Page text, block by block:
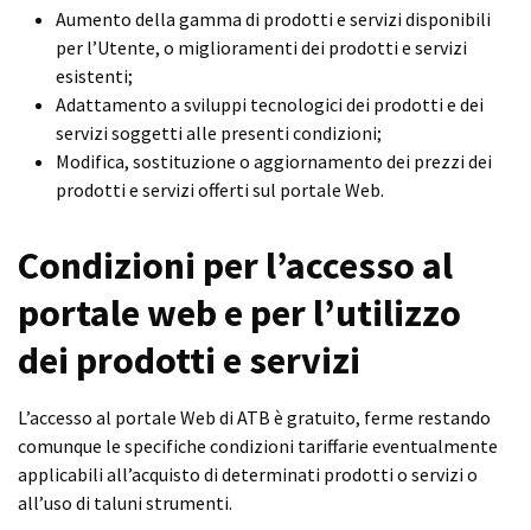
Aumento della gamma di prodotti e servizi disponibili
per l’Utente, o miglioramenti dei prodotti e servizi
esistenti;
Adattamento a sviluppi tecnologici dei prodotti e dei
servizi soggetti alle presenti condizioni;
Modifica, sostituzione o aggiornamento dei prezzi dei
prodotti e servizi offerti sul portale Web.
Condizioni per l’accesso al
portale web e per l’utilizzo
dei prodotti e servizi
L’accesso al portale Web di ATB è gratuito, ferme restando
comunque le specifiche condizioni tariffarie eventualmente
applicabili all’acquisto di determinati prodotti o servizi o
all’uso di taluni strumenti.